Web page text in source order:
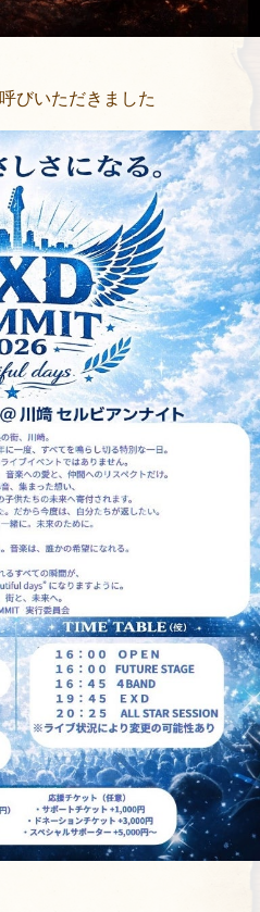
びいただきました